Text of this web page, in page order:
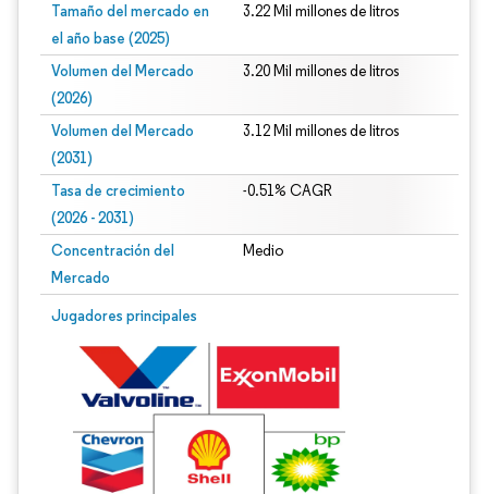
Tamaño del mercado en
el año base (2025)
3.22 Mil millones de litros
Volumen del Mercado
(2026)
3.20 Mil millones de litros
Volumen del Mercado
(2031)
3.12 Mil millones de litros
Tasa de crecimiento
(2026 - 2031)
-0.51% CAGR
Concentración del
Mercado
Medio
Jugadores principales
Imagen © Mordor Intelligence. El uso requiere atribución según CC BY 4.0.